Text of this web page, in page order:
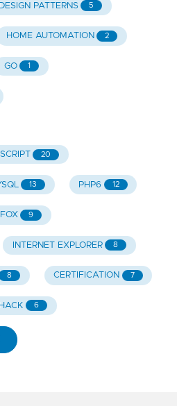
DESIGN PATTERNS 5
HOME AUTOMATION 2
GO 1
20
13 PHP6 12
9
INTERNET EXPLORER 8
8 CERTIFICATION 7
HACK 6